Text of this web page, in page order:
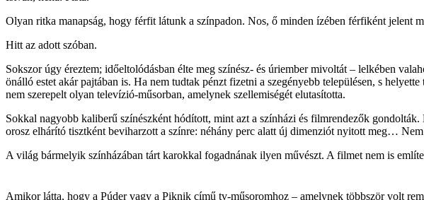
Olyan ritka manapság, hogy férfit látunk a színpadon. Nos, ő minden ízében férfiként jelent
Hitt az adott szóban.
Sokszor úgy éreztem; időeltolódásban élte meg színész- és úriember mivoltát – lelkében
önálló estet akár pajtában is. Ha nem tudtak pénzt fizetni a szegényebb településen, s
nem szerepelt olyan televízió-műsorban, amelynek szellemiségét elutasította.
Sokkal nagyobb kaliberű színészként hódított, mint azt a színházi és filmrendezők
orosz elhárító tisztként beviharzott a színre: néhány perc alatt új dimenziót nyitott meg…
A világ bármelyik színházában tárt karokkal fogadnának ilyen művészt. A filmet nem is
Amikor látta, hogy a Púder vagy a Piknik című tv-műsoromhoz – amelynek többször volt